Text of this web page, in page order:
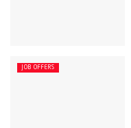
JOB OFFERS